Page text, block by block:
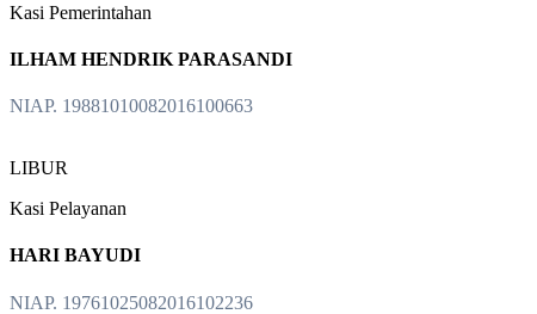
Kasi Pemerintahan
ILHAM HENDRIK PARASANDI
NIAP. 19881010082016100663
LIBUR
Kasi Pelayanan
HARI BAYUDI
NIAP. 19761025082016102236